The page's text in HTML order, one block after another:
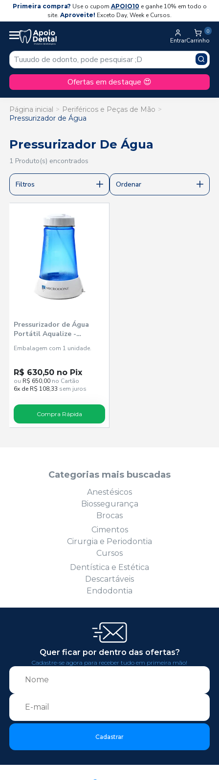
Primeira compra? Use o cupom APOIO10 e ganhe 10% em todo o
site. Aproveite! Exceto Day, Week e Cursos.
Entrar
0
Carrinho
Ofertas em destaque 😍
Página inicial
Periféricos e Peças de Mão
Pressurizador de Água
Pressurizador De Água
1 Produto(s) encontrados
Filtros Ordenar
Pressurizador de Água
Portátil Aqualize -
Embalagem com 1 unidade.
R$ 630,50 no Pix
ou R$ 650,00 no Cartão
6x de R$ 108,33 sem juros
Compra Rápida
Categorias mais buscadas
Anestésicos
Biossegurança
Brocas
Cimentos
Cirurgia e Periodontia
Cursos
Dentística e Estética
Descartáveis
Endodontia
Quer ficar por dentro das ofertas?
Cadastre-se agora para receber tudo em primeira mão!
Cadastrar